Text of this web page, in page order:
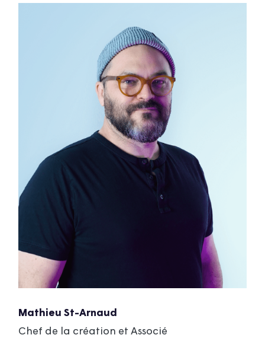
Mathieu St-Arnaud
Chef de la création et Associé